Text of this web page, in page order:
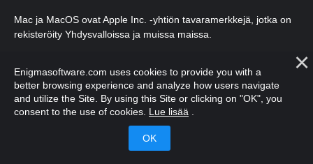
Mac ja MacOS ovat Apple Inc. -yhtiön tavaramerkkejä, jotka on
rekisteröity Yhdysvalloissa ja muissa maissa.
pidätetään.
Enigmasoftware.com uses cookies to provide you with a
better browsing experience and analyze how users navigate
and utilize the Site. By using this Site or clicking on "OK", you
consent to the use of cookies. Lue lisää